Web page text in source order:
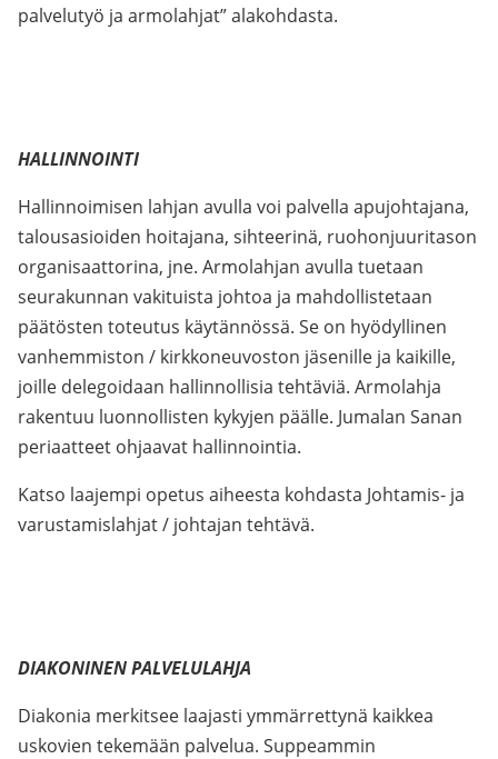
palvelutyö ja armolahjat” alakohdasta.
HALLINNOINTI
Hallinnoimisen lahjan avulla voi palvella apujohtajana,
talousasioiden hoitajana, sihteerinä, ruohonjuuritason
organisaattorina, jne. Armolahjan avulla tuetaan
seurakunnan vakituista johtoa ja mahdollistetaan
päätösten toteutus käytännössä. Se on hyödyllinen
vanhemmiston / kirkkoneuvoston jäsenille ja kaikille,
joille delegoidaan hallinnollisia tehtäviä. Armolahja
rakentuu luonnollisten kykyjen päälle. Jumalan Sanan
periaatteet ohjaavat hallinnointia.
Katso laajempi opetus aiheesta kohdasta Johtamis- ja
varustamislahjat / johtajan tehtävä.
DIAKONINEN PALVELULAHJA
Diakonia merkitsee laajasti ymmärrettynä kaikkea
uskovien tekemään palvelua. Suppeammin